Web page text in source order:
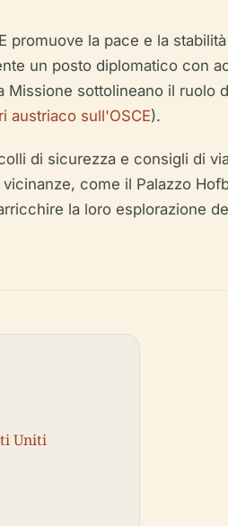
la pace e la
un posto diplomatico con
sottolineano il ruolo
austriaco sull'OSCE).
di sicurezza e consigli di
come il Palazzo
la loro esplorazione
Uniti